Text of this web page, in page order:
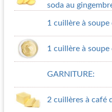
soda au
1 cuillère à soupe
1 cuillère à soupe
GARNITURE:
2 cuillères à café